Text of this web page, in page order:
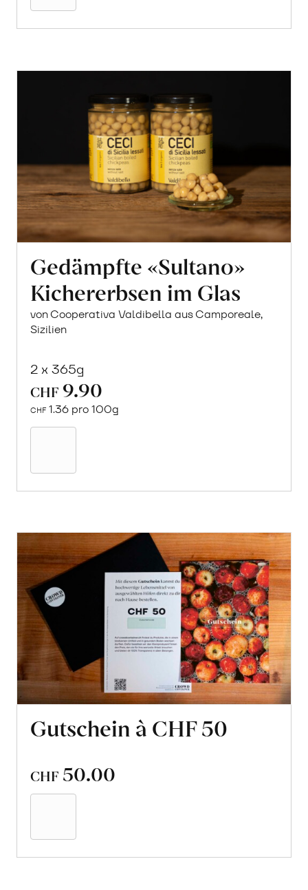
Gedämpfte «Sultano»
Kichererbsen im Glas
von Cooperativa Valdibella aus Camporeale,
Sizilien
2 x 365g
CHF 9.90
CHF 1.36 pro 100g
Gutschein à CHF 50
CHF 50.00